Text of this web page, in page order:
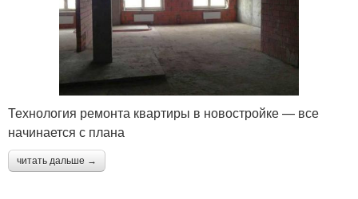
Технология ремонта квартиры в новостройке — все
начинается с плана
читать дальше →